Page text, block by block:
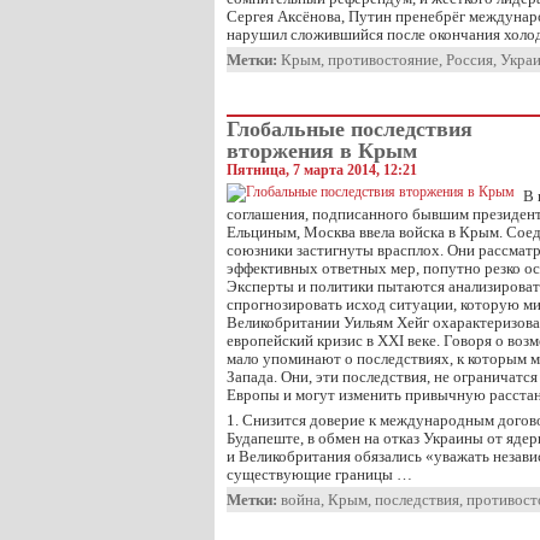
Сергея Аксёнова, Путин пренебрёг
нарушил сложившийся после окончания
Метки: Крым, противостояние, Россия,
Глобальные последствия
вторжения в Крым
Пятница, 7 марта 2014, 12:21
В
соглашения, подписанного бывшим
Ельциным, Москва ввела войска в Крым.
союзники застигнуты врасплох. Они
эффективных ответных мер, попутно резко
Эксперты и политики пытаются
спрогнозировать исход ситуации, которую
Великобритании Уильям Хейг
европейский кризис в XXI веке. Говоря о
мало упоминают о последствиях, к которым
Запада. Они, эти последствия, не
Европы и могут изменить привычную
1. Снизится доверие к международным
Будапеште, в обмен на отказ Украины от
и Великобритания обязались «уважать
существующие границы …
Метки: война, Крым, последствия,